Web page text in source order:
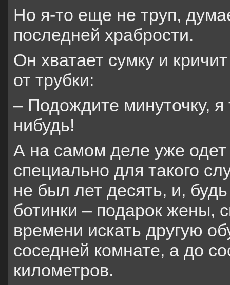
Но я-то еще не труп,
последней храбрости.
Он хватает сумку и
от трубки:
– Подождите минуточку, я
нибудь!
А на самом деле уже
специально для такого
не был лет десять, и,
ботинки – подарок жены,
времени искать другую
соседней комнате, а до
километров.